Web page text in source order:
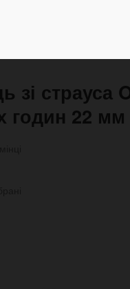
зі страуса
годин 22 мм